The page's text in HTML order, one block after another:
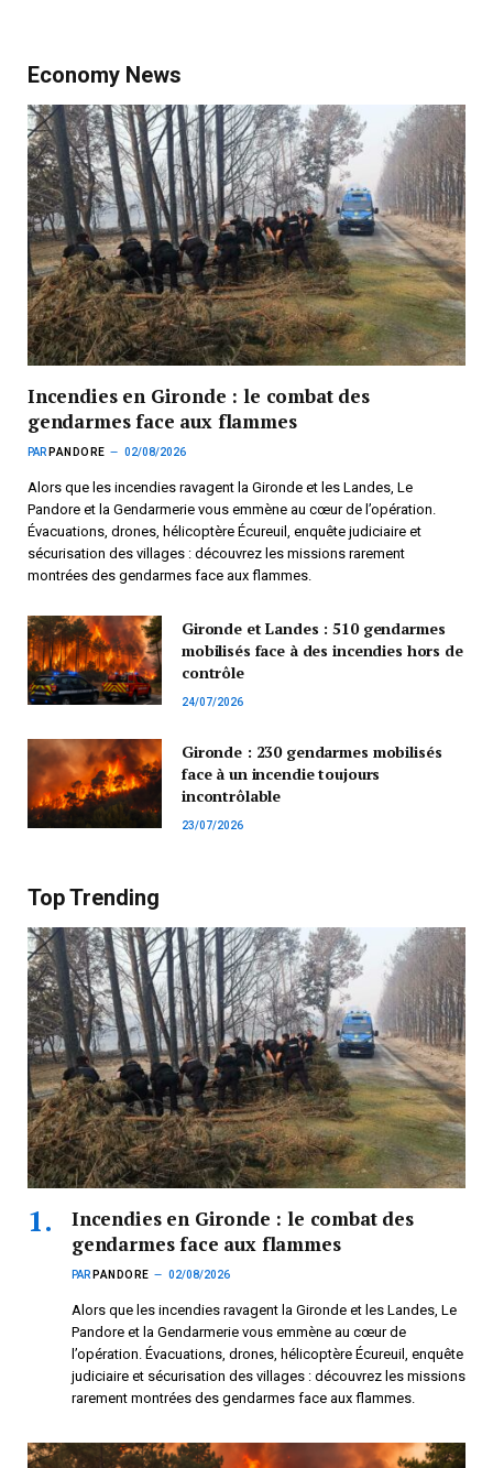
Economy News
Incendies en Gironde : le combat des
gendarmes face aux flammes
PAR PANDORE 02/08/2026
Alors que les incendies ravagent la Gironde et les Landes, Le
Pandore et la Gendarmerie vous emmène au cœur de l’opération.
Évacuations, drones, hélicoptère Écureuil, enquête judiciaire et
sécurisation des villages : découvrez les missions rarement
montrées des gendarmes face aux flammes.
Gironde et Landes : 510 gendarmes
mobilisés face à des incendies hors de
contrôle
24/07/2026
Gironde : 230 gendarmes mobilisés
face à un incendie toujours
incontrôlable
23/07/2026
Top Trending
Incendies en Gironde : le combat des
gendarmes face aux flammes
PAR PANDORE 02/08/2026
Alors que les incendies ravagent la Gironde et les Landes, Le
Pandore et la Gendarmerie vous emmène au cœur de
l’opération. Évacuations, drones, hélicoptère Écureuil, enquête
judiciaire et sécurisation des villages : découvrez les missions
rarement montrées des gendarmes face aux flammes.